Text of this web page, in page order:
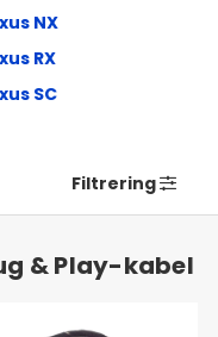
NX
RX
SC
Filtrering
& Play-kabel